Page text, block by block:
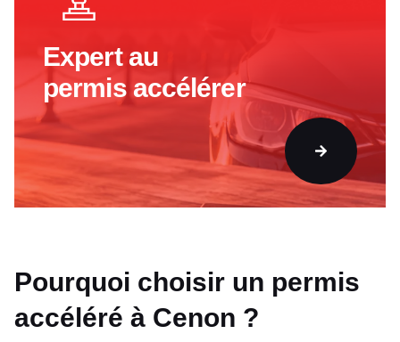
Expert au
permis accélérer
Pourquoi choisir un permis
accéléré à Cenon ?